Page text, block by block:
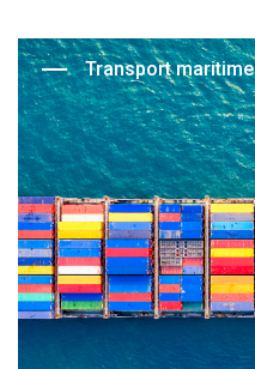
Transport maritime